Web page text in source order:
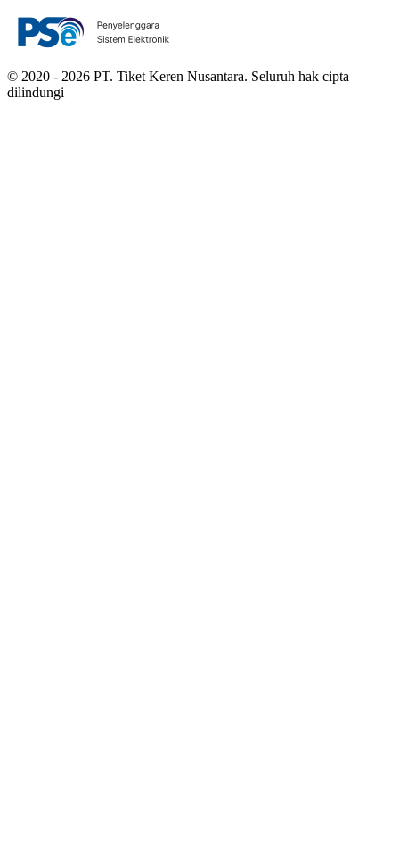
© 2020 - 2026 PT. Tiket Keren Nusantara. Seluruh hak cipta
dilindungi